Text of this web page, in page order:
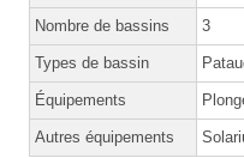
Nombre de bassins 3
Types de bassin
Équipements
Autres équipements